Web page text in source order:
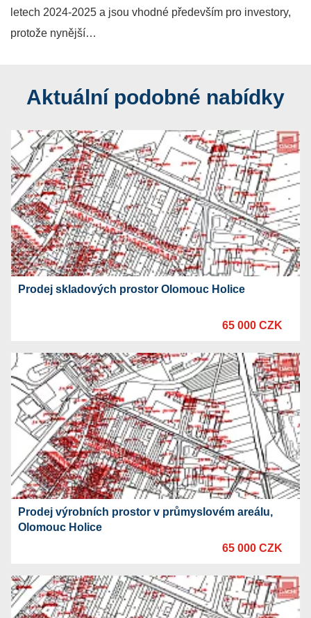
letech 2024-2025 a jsou vhodné především pro investory,
protože nynější…
Aktuální podobné nabídky
Prodej skladových prostor Olomouc Holice
65 000 CZK
Prodej výrobních prostor v průmyslovém areálu,
Olomouc Holice
65 000 CZK